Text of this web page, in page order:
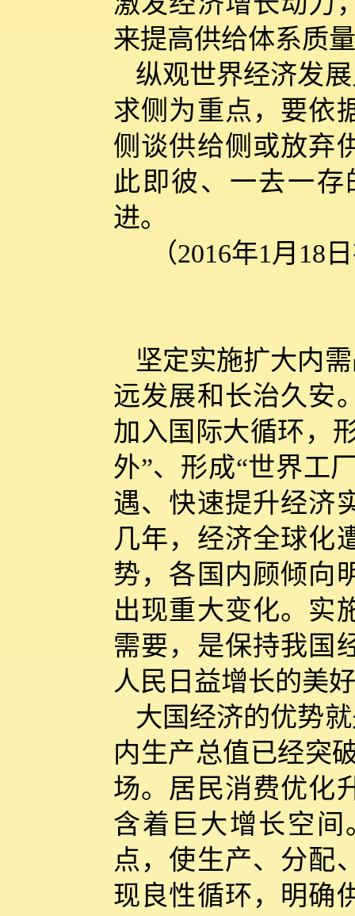
来提高供给体系质
纵观世界经济发
求侧为重点，要依
侧谈供给侧或放弃
此即彼、一去一
进。
（2016年1月18
坚定实施扩大内
远发展和长治久安
加入国际大循环，
外”、形成“世界工
遇、快速提升经济
几年，经济全球化
势，各国内顾倾向
出现重大变化。实
需要，是保持我国
人民日益增长的美
大国经济的优势
内生产总值已经突
场。居民消费优化
含着巨大增长空
点，使生产、分配
现良性循环，明确